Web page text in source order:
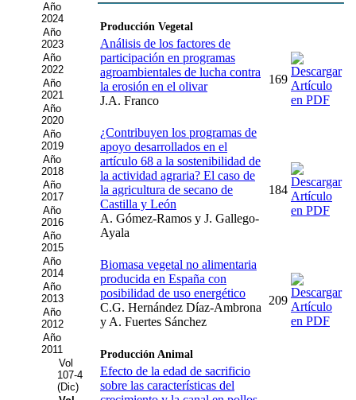
Año
2024
Año
2023
Año
2022
Año
2021
Año
2020
Año
2019
Año
2018
Año
2017
Año
2016
Año
2015
Año
2014
Año
2013
Año
2012
Año
2011
Vol
107-4
(Dic)
Producción Vegetal
Análisis de los factores de
participación en programas
agroambientales de lucha contra
la erosión en el olivar
J.A. Franco
169
¿Contribuyen los programas de
apoyo desarrollados en el
artículo 68 a la sostenibilidad de
la actividad agraria? El caso de
la agricultura de secano de
Castilla y León
A. Gómez-Ramos y J. Gallego-
Ayala
184
Biomasa vegetal no alimentaria
producida en España con
posibilidad de uso energético
C.G. Hernández Díaz-Ambrona
y A. Fuertes Sánchez
209
Producción Animal
Efecto de la edad de sacrificio
sobre las características del